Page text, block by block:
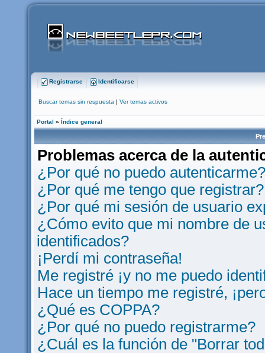
Registrarse Identificarse
Buscar temas sin respuesta | Ver temas activos
Portal » Índice general
Problemas acerca de la
¿Por qué no puedo autenticarme?
¿Por qué me tengo que registrar?
¿Por qué mi sesión de usuario
¿Cómo evito que mi nombre de
identificados?
¡Perdí mi contraseña!
Me registré ¡y no me puedo
Hace un tiempo me registré,
¿Qué es COPPA?
¿Por qué no puedo registrarme?
¿Cuál es la función de "Borrar